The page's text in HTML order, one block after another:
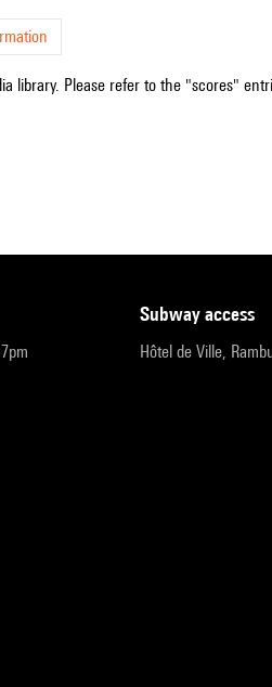
library. Please refer to the "scores"
subway access
Hôtel de Ville,